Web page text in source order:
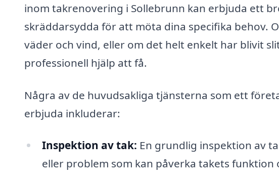
inom takrenovering i Sollebrunn kan erbjuda ett
skräddarsydda för att möta dina specifika behov.
väder och vind, eller om det helt enkelt har blivit
professionell hjälp att få.
Några av de huvudsakliga tjänsterna som ett
erbjuda inkluderar:
Inspektion av tak: En grundlig inspektion av
eller problem som kan påverka takets funktion